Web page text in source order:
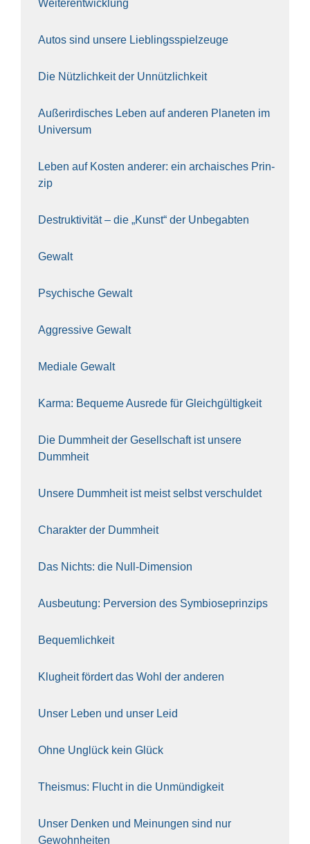
Wei­ter­ent­wick­lung
Autos sind unse­re Lieb­lings­spiel­zeu­ge
Die Nütz­lich­keit der Unnütz­lich­keit
Außer­ir­di­sches Leben auf ande­ren Pla­ne­ten im
Uni­ver­sum
Leben auf Kos­ten ande­rer: ein archai­sches Prin­
zip
Destruk­ti­vi­tät – die „Kunst“ der Unbe­gab­ten
Gewalt
Psy­chi­sche Gewalt
Aggres­si­ve Gewalt
Media­le Gewalt
Kar­ma: Beque­me Aus­re­de für Gleich­gül­tig­keit
Die Dumm­heit der Gesell­schaft ist unse­re
Dumm­heit
Unse­re Dumm­heit ist meist selbst ver­schul­det
Cha­rak­ter der Dumm­heit
Das Nichts: die Null-Dimen­si­on
Aus­beu­tung: Per­ver­si­on des Sym­bio­se­prin­zips
Bequem­lich­keit
Klug­heit för­dert das Wohl der ande­ren
Unser Leben und unser Leid
Ohne Unglück kein Glück
The­is­mus: Flucht in die Unmün­dig­keit
Unser Den­ken und Mei­nun­gen sind nur
Gewohn­hei­ten